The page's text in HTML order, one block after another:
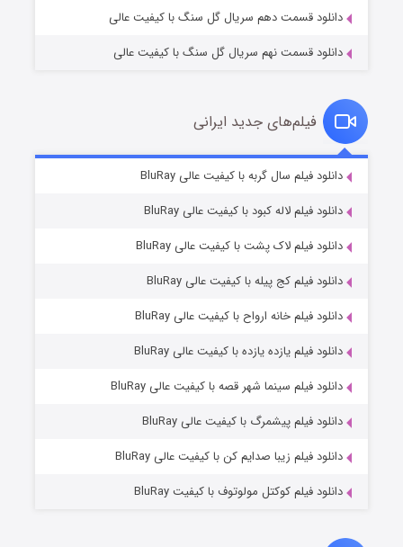
قسمت۶ (زیرنویس) منتشر شد
دانلود قسمت دهم سریال گل سنگ با کیفیت عالی
دانلود قسمت نهم سریال گل سنگ با کیفیت عالی
فیلم‌های جدید ایرانی
دانلود فیلم سال گربه با کیفیت عالی BluRay
دانلود فیلم لاله کبود با کیفیت عالی BluRay
دانلود فیلم لاک پشت با کیفیت عالی BluRay
دانلود فیلم کج‌ پیله با کیفیت عالی BluRay
دانلود فیلم خانه ارواح با کیفیت عالی BluRay
دانلود فیلم یازده یازده با کیفیت عالی BluRay
دانلود فیلم سینما شهر قصه با کیفیت عالی BluRay
دانلود فیلم پیشمرگ با کیفیت عالی BluRay
دانلود فیلم زیبا صدایم کن با کیفیت عالی BluRay
دانلود فیلم کوکتل مولوتوف با کیفیت BluRay